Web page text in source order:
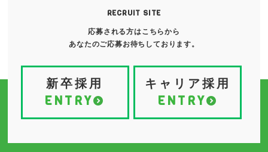
RECRUIT SITE
応募される方はこちらから
あなたのご応募お待ちしております。
新卒採用
ENTRY
キャリア採用
ENTRY